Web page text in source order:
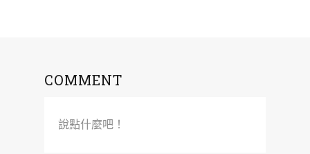
COMMENT
說點什麼吧！